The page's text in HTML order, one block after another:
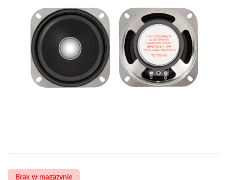
Brak w magazynie